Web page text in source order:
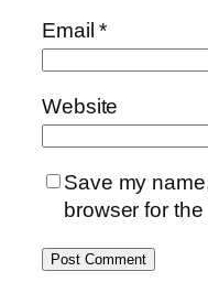
Email*
Website
Save my
browser for